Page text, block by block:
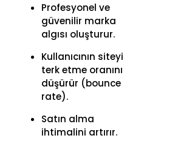
Profesyonel ve
güvenilir marka
algısı oluşturur.
Kullanıcının siteyi
terk etme oranını
düşürür (bounce
rate).
Satın alma
ihtimalini artırır.